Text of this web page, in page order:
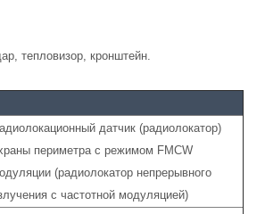
тепловизор, кронштейн.
датчик (радиолокатор)
периметра c режимом FMCW
(радиолокатор непрерывного
с частотной модуляцией)